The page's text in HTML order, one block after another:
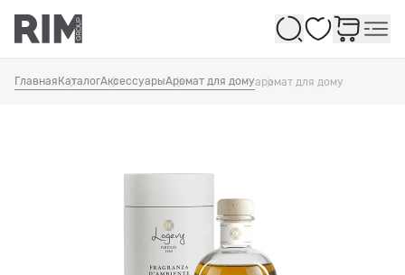
Избранное
Главная КаталогАксессуарыАромат для домуаромат для дому